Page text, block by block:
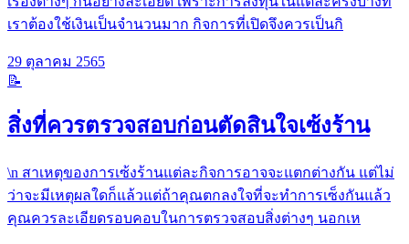
เราต้องใช้เงินเป็นจำนวนมาก กิจการที่เปิดจึงควรเป็นกิ
29 ตุลาคม 2565
📝
สิ่งที่ควรตรวจสอบก่อนตัดสินใจเซ้งร้าน
\n สาเหตุของการเซ้งร้านแต่ละกิจการอาจจะแตกต่างกัน แต่ไม่
ว่าจะมีเหตุผลใดก็แล้วแต่ถ้าคุณตกลงใจที่จะทำการเซ็งกันแล้ว
คุณควรละเอียดรอบคอบในการตรวจสอบสิ่งต่างๆ นอกเห